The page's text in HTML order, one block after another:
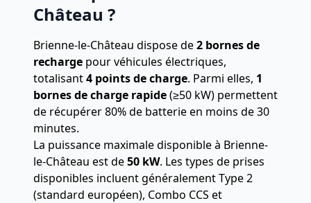
Château ?
Brienne-le-Château dispose de2 bornes de
recharge pour véhicules électriques,
totalisant4 points de charge. Parmi elles, 1
bornes de charge rapide(≥50 kW) permettent
de récupérer 80% de batterie en moins de 30
minutes.
La puissance maximale disponible à Brienne-
le-Château est de50 kW. Les types de prises
disponibles incluent généralement Type 2
(standard européen), Combo CCS et